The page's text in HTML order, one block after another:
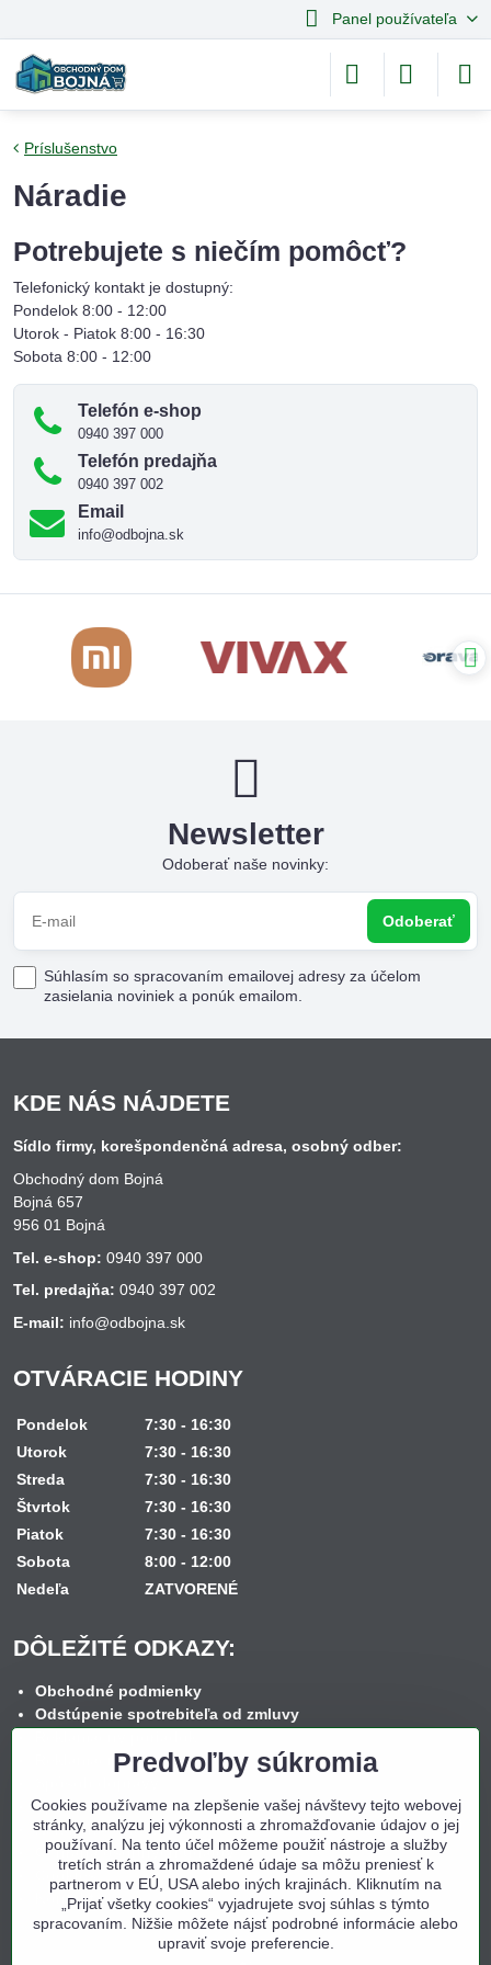
Panel používateľa
Príslušenstvo
Náradie
Potrebujete s niečím pomôcť?
Telefonický kontakt je dostupný:
Pondelok 8:00 - 12:00
Utorok - Piatok 8:00 - 16:30
Sobota 8:00 - 12:00
Telefón e-shop
0940 397 000
Telefón predajňa
0940 397 002
Email
info@odbojna.sk
Newsletter
Odoberať naše novinky:
Odoberať
Súhlasím so spracovaním emailovej adresy za účelom
zasielania noviniek a ponúk emailom.
KDE NÁS NÁJDETE
Sídlo firmy, korešpondenčná adresa, osobný odber:
Obchodný dom Bojná
Bojná 657
956 01 Bojná
Tel. e-shop: 0940 397 000
Tel. predajňa: 0940 397 002
E-mail: info@odbojna.sk
OTVÁRACIE HODINY
Pondelok
7:30 - 16:30
Utorok
7:30 - 16:30
Streda
7:30 - 16:30
Štvrtok
7:30 - 16:30
Piatok
7:30 - 16:30
Sobota
8:00 - 12:00
Nedeľa
ZATVORENÉ
DÔLEŽITÉ ODKAZY:
Obchodné podmienky
Odstúpenie spotrebiteľa od zmluvy
Reklamačný formulár
Spôsob platby
Nákup na splátky
Ochrana osobných údajov
Cookies
Kontakt
Predvoľby súkromia
Cookies používame na zlepšenie vašej návštevy tejto webovej
stránky, analýzu jej výkonnosti a zhromažďovanie údajov o jej
používaní. Na tento účel môžeme použiť nástroje a služby
tretích strán a zhromaždené údaje sa môžu preniesť k
partnerom v EÚ, USA alebo iných krajinách. Kliknutím na
„Prijať všetky cookies“ vyjadrujete svoj súhlas s týmto
spracovaním. Nižšie môžete nájsť podrobné informácie alebo
upraviť svoje preferencie.